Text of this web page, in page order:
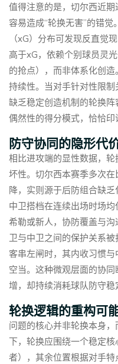
值得注意的是，切尔西近
容易造成“轮换无害”的错
（xG）分布可发现反直觉
高于xG，依赖个别球员灵
的抢点），而非体系化创
持续性。当对手针对性限制
缺乏稳定创造机制的轮换
偶然性的得分模式，恰恰印
防守协同的隐形代
相比进攻端的显性数据，
坏性。切尔西本赛季多次
降，实则源于后防组合缺
中卫搭档在连续出场时场
希勒或新人，协防覆盖与
卫与中卫之间的保护关系
客串左闸时，其内收习惯
空当。这种微观层面的协
增，却持续消耗球队防守稳
轮换逻辑的重构可
问题的核心并非轮换本身
下，轮换应围绕一个稳定
者），其余位置根据对手